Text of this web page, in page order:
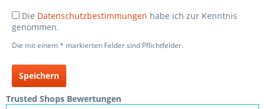
Die Datenschutzbestimmungen habe ich zur Kenntnis
genommen.
Die mit einem * markierten Felder sind Pflichtfelder.
Speichern
Trusted Shops Bewertungen